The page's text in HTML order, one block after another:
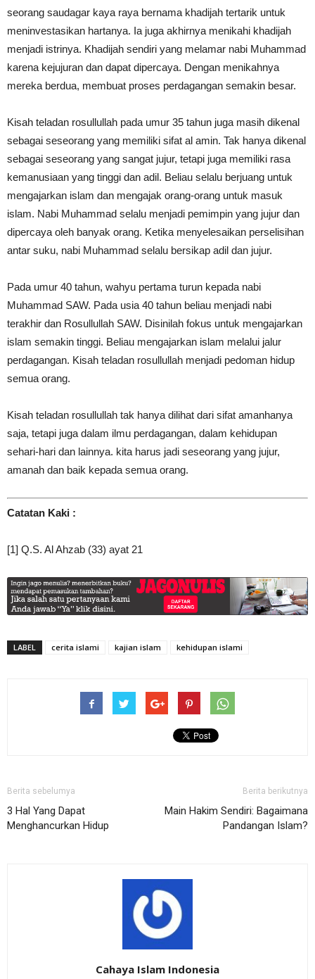
seorang saudagar kaya raya bernama khadijah tertarik untuk
meninvestasikan hartanya. Ia juga akhirnya menikahi khadijah
menjadi istrinya. Khadijah sendiri yang melamar nabi Muhammad
karena kejujuran dan dapat dipercaya. Dengan menikahnya
mereka berdua, membuat proses perdagangan semakin besar.
Kisah teladan rosullullah pada umur 35 tahun juga masih dikenal
sebagai seseorang yang memiliki sifat al amin. Tak hanya dikenal
sebagai seseorang yang sangat jujur, tetapi juga memiliki rasa
kemanusiaan yang tinggi dan adil. Beliau selalu berjuang untuk
mengajarkan islam dan mengajak orang-orang untuk masuk
islam. Nabi Muhammad selalu menjadi pemimpin yang jujur dan
dipercaya oleh banyak orang. Ketika menyelesaikan perselisihan
antar suku, nabi Muhammad selalu bersikap adil dan jujur.
Pada umur 40 tahun, wahyu pertama turun kepada nabi
Muhammad SAW. Pada usia 40 tahun beliau menjadi nabi
terakhir dan Rosullullah SAW. Disinilah fokus untuk mengajarkan
islam semakin tinggi. Beliau mengajarkan islam melalui jalur
perdagangan. Kisah teladan rosullullah menjadi pedoman hidup
semua orang.
Kisah teladan rosullullah tak hanya dilihat dari sifat amanhanya
saja, tetapi juga dalam ilmu perdagangan, dalam kehidupan
sehari-hari dan lainnya. kita harus jadi seseorang yang jujur,
amanah dan baik kepada semua orang.
Catatan Kaki :
[1] Q.S. Al Ahzab (33) ayat 21
LABEL cerita islami kajian islam kehidupan islami
Berita sebelumya
3 Hal Yang Dapat
Menghancurkan Hidup
Berita berikutnya
Main Hakim Sendiri: Bagaimana
Pandangan Islam?
Cahaya Islam Indonesia